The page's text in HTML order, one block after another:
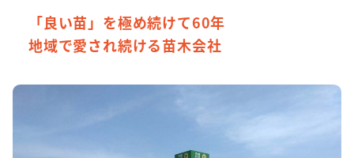
「良い苗」を極め続けて60年
地域で愛され続ける苗木会社